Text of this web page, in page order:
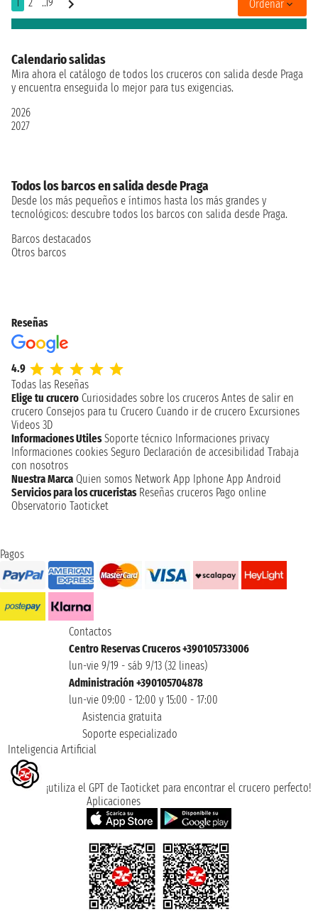
Ordenar
Calendario salidas
Mira ahora el catálogo de todos los cruceros con salida desde Praga
y encuentra enseguida lo mejor para tus exigencias.
2026
2027
Todos los barcos en salida desde Praga
Desde los más pequeños e íntimos hasta los más grandes y
tecnológicos: descubre todos los barcos con salida desde Praga.
Barcos destacados
Otros barcos
Reseñas
4.9
Todas las Reseñas
Elige tu crucero Curiosidades sobre los cruceros Antes de salir en
crucero Consejos para tu Crucero Cuando ir de crucero Excursiones
Videos 3D
Informaciones Utiles Soporte técnico Informaciones privacy
Informaciones cookies Seguro Declaración de accesibilidad Trabaja
con nosotros
Nuestra Marca Quien somos Network App Iphone App Android
Servicios para los cruceristas Reseñas cruceros Pago online
Observatorio Taoticket
Pagos
Contactos
Centro Reservas Cruceros +390105733006
lun-vie 9/19 - sáb 9/13 (32 lineas)
Administración +390105704878
lun-vie 09:00 - 12:00 y 15:00 - 17:00
Asistencia gratuita
Soporte especializado
Inteligencia Artificial
¡utiliza el GPT de Taoticket para encontrar el crucero perfecto!
Aplicaciones